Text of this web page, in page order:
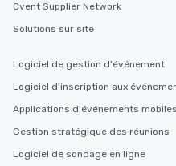
Cvent Supplier Network
Solutions sur site
Logiciel de gestion d'événement
Logiciel d'inscription aux
Applications d'événements mobiles
Gestion stratégique des réunions
Logiciel de sondage en ligne